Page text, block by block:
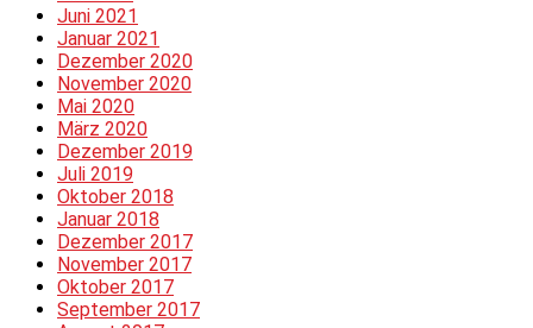
Juni 2021
Januar 2021
Dezember 2020
November 2020
Mai 2020
März 2020
Dezember 2019
Juli 2019
Oktober 2018
Januar 2018
Dezember 2017
November 2017
Oktober 2017
September 2017